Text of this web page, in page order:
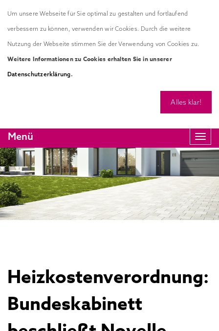
Menü
Heizkostenverordnung:
Bundeskabinett
Um unsere Webseite für Sie optimal zu gestalten und fortlaufend
verbessern zu können, verwenden wir Cookies. Durch die weitere
Nutzung der Webseite stimmen Sie der Verwendung von Cookies zu.
Weitere Informationen zu Cookies erhalten Sie in unserer
Datenschutzerklärung.
Alles klar!